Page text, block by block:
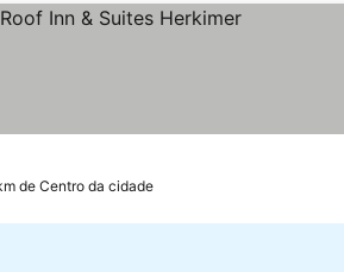
de Centro da cidade